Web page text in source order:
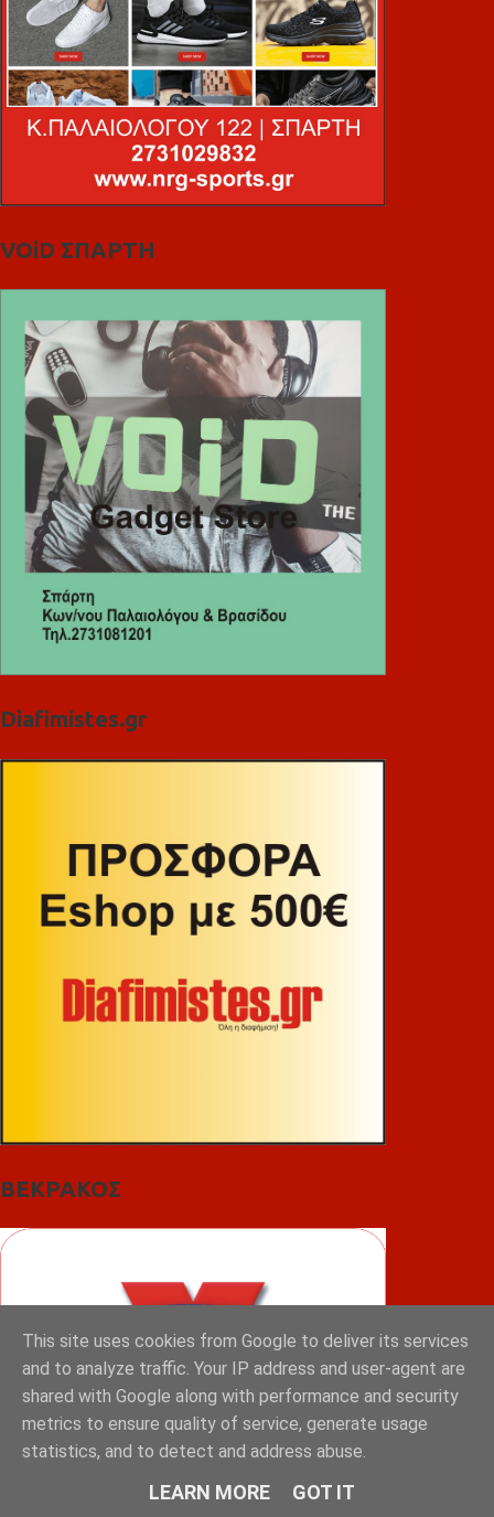
VOiD ΣΠΑΡΤΗ
Diafimistes.gr
ΒΕΚΡΑΚΟΣ
This site uses cookies from Google to deliver its services
and to analyze traffic. Your IP address and user-agent are
shared with Google along with performance and security
metrics to ensure quality of service, generate usage
statistics, and to detect and address abuse.
LEARN MORE GOT IT